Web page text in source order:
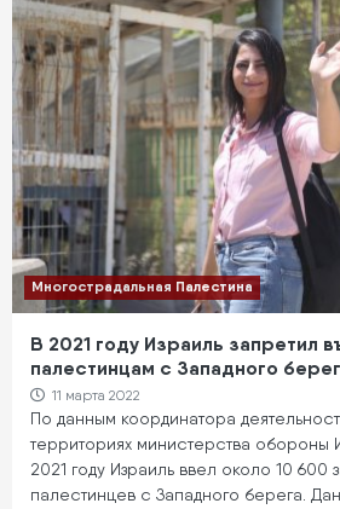
Многострадальная Палестина
В 2021 году Израиль запретил
палестинцам с Западного
11 марта 2022
По данным координатора
территориях министерства обороны
2021 году Израиль ввел около 10 600
палестинцев с Западного берега.